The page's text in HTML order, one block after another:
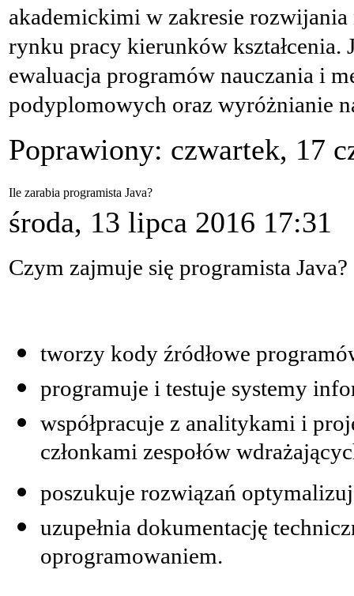
akademickimi w zakresie
rynku pracy kierunków kształcenia.
ewaluacja programów nauczania i
podyplomowych oraz wyróżnianie
Poprawiony: czwartek, 17
Ile zarabia programista Java?
środa, 13 lipca 2016 17:31
Czym zajmuje się programista Java?
tworzy kody źródłowe
programuje i testuje systemy
współpracuje z analitykami i
członkami zespołów
poszukuje rozwiązań
uzupełnia dokumentację
oprogramowaniem.